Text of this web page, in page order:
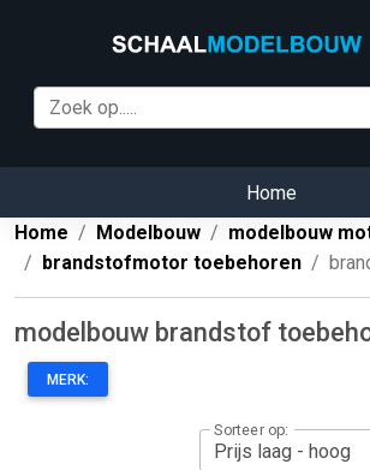
Home
Home
Modelbouw
modelbouw
brandstofmotor toebehoren
modelbouw brandstof
MERK:
Sorteer op: